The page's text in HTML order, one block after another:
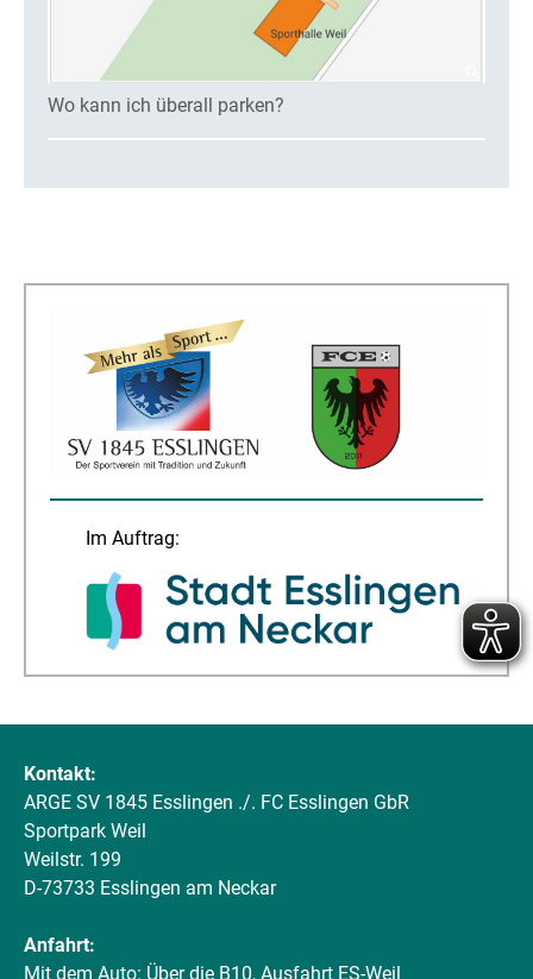
Wo kann ich überall parken?
Im Auftrag:
Kontakt:
ARGE SV 1845 Esslingen ./. FC Esslingen GbR
Sportpark Weil
Weilstr. 199
D-73733 Esslingen am Neckar
Anfahrt:
Mit dem Auto: Über die B10, Ausfahrt ES-Weil